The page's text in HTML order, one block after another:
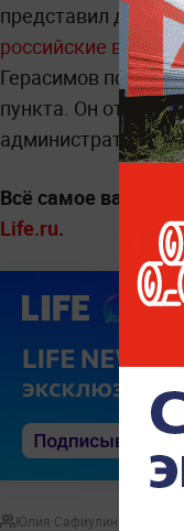
представил
российские
Герасимов
пункта. Он
Всё самое важное
Life.ru.
Юлия Сафиулина